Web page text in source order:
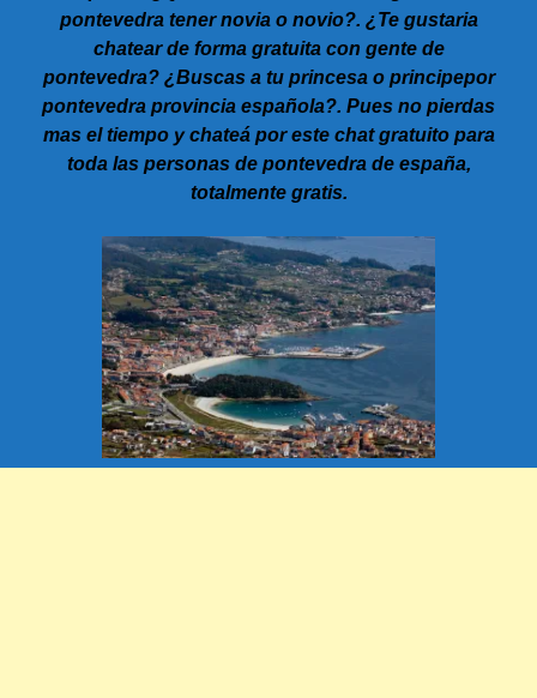
pontevedra tener novia o novio?. ¿Te gustaria
chatear de forma gratuita con gente de
pontevedra? ¿Buscas a tu princesa o principepor
pontevedra provincia española?. Pues no pierdas
mas el tiempo y chateá por este chat gratuito para
toda las personas de pontevedra de españa,
totalmente gratis.